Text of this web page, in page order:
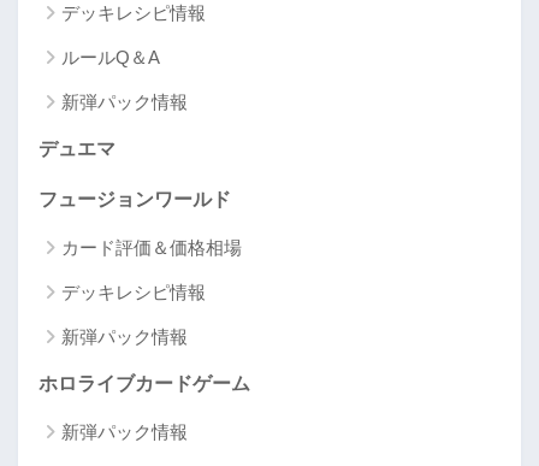
デッキレシピ情報
ルールQ＆A
新弾パック情報
デュエマ
フュージョンワールド
カード評価＆価格相場
デッキレシピ情報
新弾パック情報
ホロライブカードゲーム
新弾パック情報